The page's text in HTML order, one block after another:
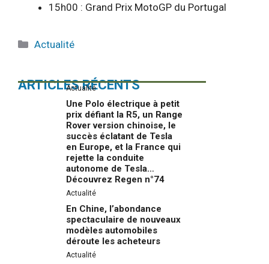
15h00 : Grand Prix MotoGP du Portugal
Catégories
Actualité
ARTICLES RÉCENTS
Actualité
Une Polo électrique à petit
prix défiant la R5, un Range
Rover version chinoise, le
succès éclatant de Tesla
en Europe, et la France qui
rejette la conduite
autonome de Tesla…
Découvrez Regen n°74
Actualité
En Chine, l’abondance
spectaculaire de nouveaux
modèles automobiles
déroute les acheteurs
Actualité